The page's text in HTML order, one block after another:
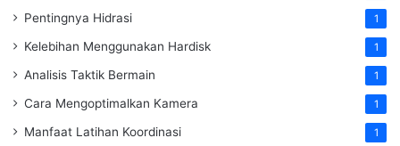
Pentingnya Hidrasi 1
Kelebihan Menggunakan Hardisk 1
Analisis Taktik Bermain 1
Cara Mengoptimalkan Kamera 1
Manfaat Latihan Koordinasi 1